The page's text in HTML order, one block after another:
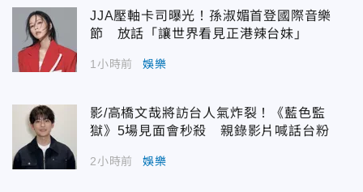
JJA壓軸卡司曝光！孫淑媚首登國際音樂
節 放話「讓世界看見正港辣台妹」
1小時前 娛樂
影/高橋文哉將訪台人氣炸裂！《藍色監
獄》5場見面會秒殺 親錄影片喊話台粉
2小時前 娛樂